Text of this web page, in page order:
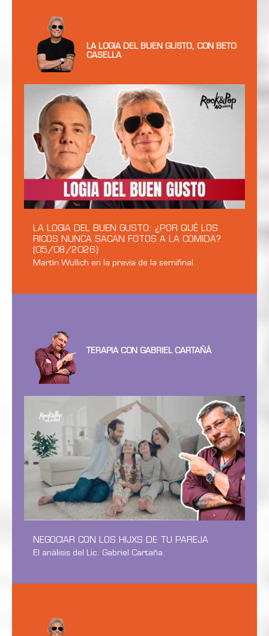
LA LOGIA DEL BUEN GUSTO, CON BETO
CASELLA
LA LOGIA DEL BUEN GUSTO: ¿POR QUÉ LOS
RICOS NUNCA SACAN FOTOS A LA COMIDA?
(05/08/2026)
Martín Wullich en la previa de la semifinal
TERAPIA CON GABRIEL CARTAÑÁ
NEGOCIAR CON LOS HIJXS DE TU PAREJA
El análisis del Lic. Gabriel Cartaña.